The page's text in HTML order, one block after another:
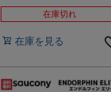
在庫切れ
在庫を見る